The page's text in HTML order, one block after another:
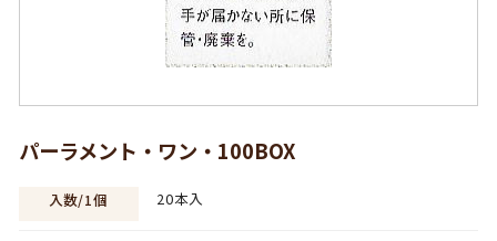
パーラメント・ワン・100BOX
入数/1個 20本入